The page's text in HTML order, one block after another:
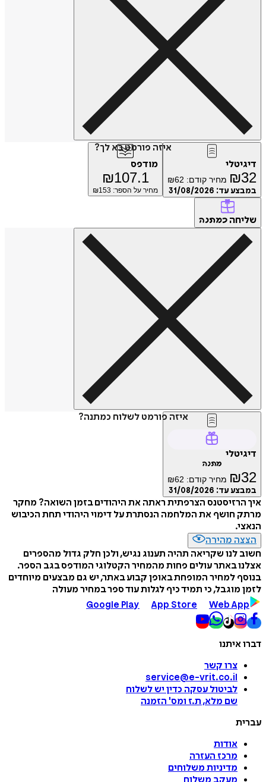
איזה פורמט בא לך?
דיגיטלי
₪32 מחיר קודם: ₪62
במבצע עד: 31/08/2026
מודפס
₪107.1
מחיר על הספר: ₪ 153
שליחה כמתנה
איזה פורמט לשלוח כמתנה?
דיגיטלי
מתנה
₪32 מחיר קודם: ₪62
במבצע עד: 31/08/2026
איך הרזיסטנס הצרפתית ראתה את היהודים בזמן השואה? מחקר
מרתק חושף את המלחמה הנסתרת על דימוי היהודי תחת הכיבוש
הנאצי.
הצצה מהירה
חשוב לנו שקריאה תהיה תענוג נגיש, ולכן חלק גדול מהספרים
אצלנו באתר עולים פחות מהמחיר הקטלוגי המודפס בגב הספר.
בנוסף למחיר המופחת באופן קבוע באתר, יש גם מבצעים מיוחדים
לזמן מוגבל, כי תמיד כיף לגלות עוד ספר במחיר מעולה
Google Play
App Store Web App
דברו איתנו
צרו קשר
service@e-vrit.co.il
לביטול עסקה כדין יש לשלוח
שם מלא, ת.ז ומס' הזמנה
עברית
אודות
מרכז העזרה
מדיניות משלוחים
מעקב משלוח